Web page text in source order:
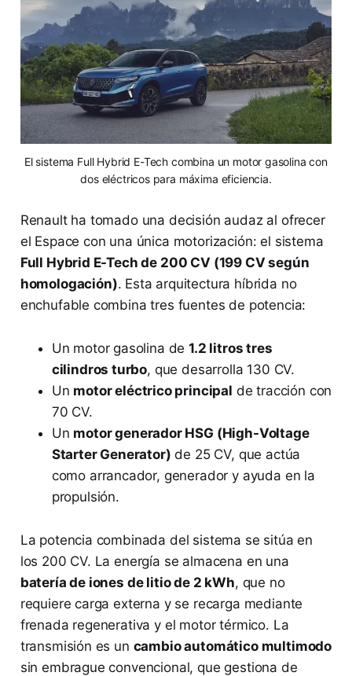
El sistema Full Hybrid E-Tech combina un motor gasolina con
dos eléctricos para máxima eficiencia.
Renault ha tomado una decisión audaz al ofrecer
el Espace con una única motorización: el sistema
Full Hybrid E-Tech de 200 CV (199 CV según
homologación). Esta arquitectura híbrida no
enchufable combina tres fuentes de potencia:
Un motor gasolina de1.2 litros tres
cilindros turbo, que desarrolla 130 CV.
Un motor eléctrico principal de tracción con
70 CV.
Un motor generador HSG (High-Voltage
Starter Generator) de 25 CV, que actúa
como arrancador, generador y ayuda en la
propulsión.
La potencia combinada del sistema se sitúa en
los 200 CV. La energía se almacena en una
batería de iones de litio de 2 kWh, que no
requiere carga externa y se recarga mediante
frenada regenerativa y el motor térmico. La
transmisión es un cambio automático multimodo
sin embrague convencional, que gestiona de